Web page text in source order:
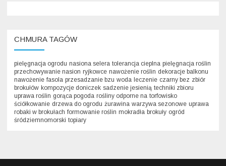
CHMURA TAGÓW
pielęgnacja ogrodu nasiona selera tolerancja cieplna pielęgnacja roślin
przechowywanie nasion ryjkowce nawożenie roślin dekoracje balkonu
nawożenie fasola przesadzanie bzu woda leczenie czarny bez zbiór
brokułów kompozycje doniczek sadzenie jesienią techniki zbioru
uprawa roślin gorąca pogoda rośliny odporne na torfowisko
ściółkowanie drzewa do ogrodu żurawina warzywa sezonowe uprawa
robaki w brokułach formowanie roślin mokradła brokuły ogród
śródziemnomorski topiary